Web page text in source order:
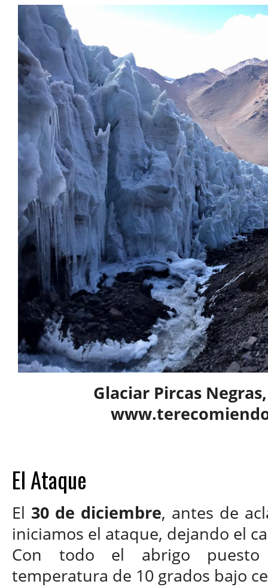
Glaciar Pircas
El Ataque
El 30 de diciembre, antes de
iniciamos el ataque, dejando el
Con todo el abrigo puesto
temperatura de 10 grados bajo